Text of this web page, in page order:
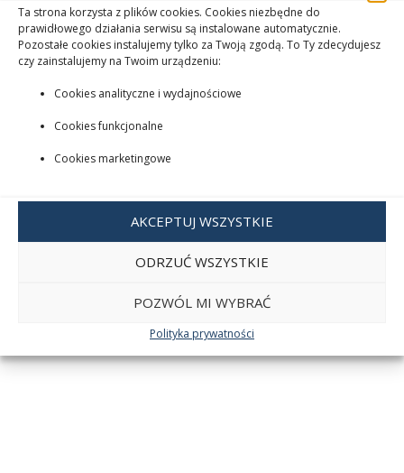
Ta strona korzysta z plików cookies. Cookies niezbędne do
prawidłowego działania serwisu są instalowane automatycznie.
Pozostałe cookies instalujemy tylko za Twoją zgodą. To Ty zdecydujesz
czy zainstalujemy na Twoim urządzeniu:
Cookies analityczne i wydajnościowe
Cookies funkcjonalne
Cookies marketingowe
AKCEPTUJ WSZYSTKIE
ODRZUĆ WSZYSTKIE
POZWÓL MI WYBRAĆ
Polityka prywatności